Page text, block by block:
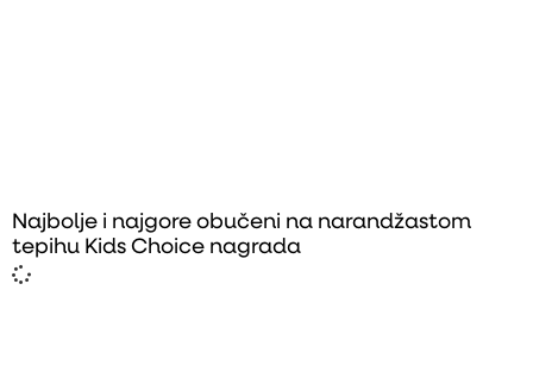
Najbolje i najgore obučeni na narandžastom
tepihu Kids Choice nagrada